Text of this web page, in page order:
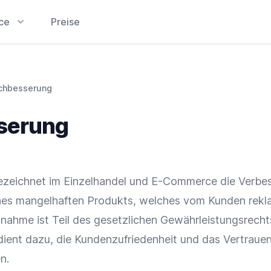
Preise
im Einzelhandel und E-Commerce die
mangelhaften Produkts, welches vom Kunden
ist Teil des gesetzlichen
dazu, die Kundenzufriedenheit und das